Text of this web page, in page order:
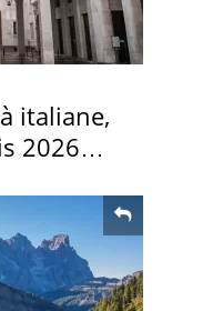
italiane,
2026